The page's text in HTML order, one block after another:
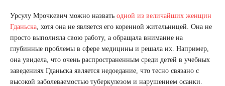
Урсулу Мрочкевич можно назвать одной из величайших женщин
Гданьска, хотя она не является его коренной жительницей. Она не
просто выполняла свою работу, а обращала внимание на
глубинные проблемы в сфере медицины и решала их. Например,
она увидела, что очень распространенным среди детей в учебных
заведениях Гданьска является недоедание, что тесно связано с
высокой заболеваемостью туберкулезом и нарушением осанки.